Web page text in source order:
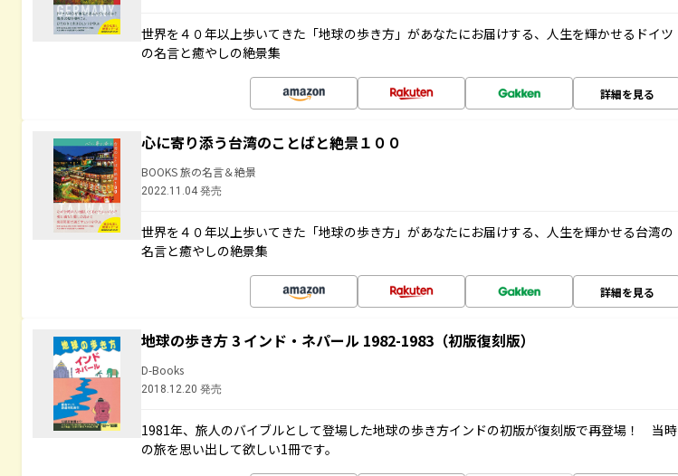
世界を４０年以上歩いてきた「地球の歩き方」があなたにお届けする、人生を輝かせるドイツ
の名言と癒やしの絶景集
詳細を見る
心に寄り添う台湾のことばと絶景１００
BOOKS 旅の名言＆絶景
2022.11.04 発売
世界を４０年以上歩いてきた「地球の歩き方」があなたにお届けする、人生を輝かせる台湾の
名言と癒やしの絶景集
詳細を見る
地球の歩き方 3 インド・ネパール 1982-1983（初版復刻版）
D-Books
2018.12.20 発売
1981年、旅人のバイブルとして登場した地球の歩き方インドの初版が復刻版で再登場！ 当時
の旅を思い出して欲しい1冊です。